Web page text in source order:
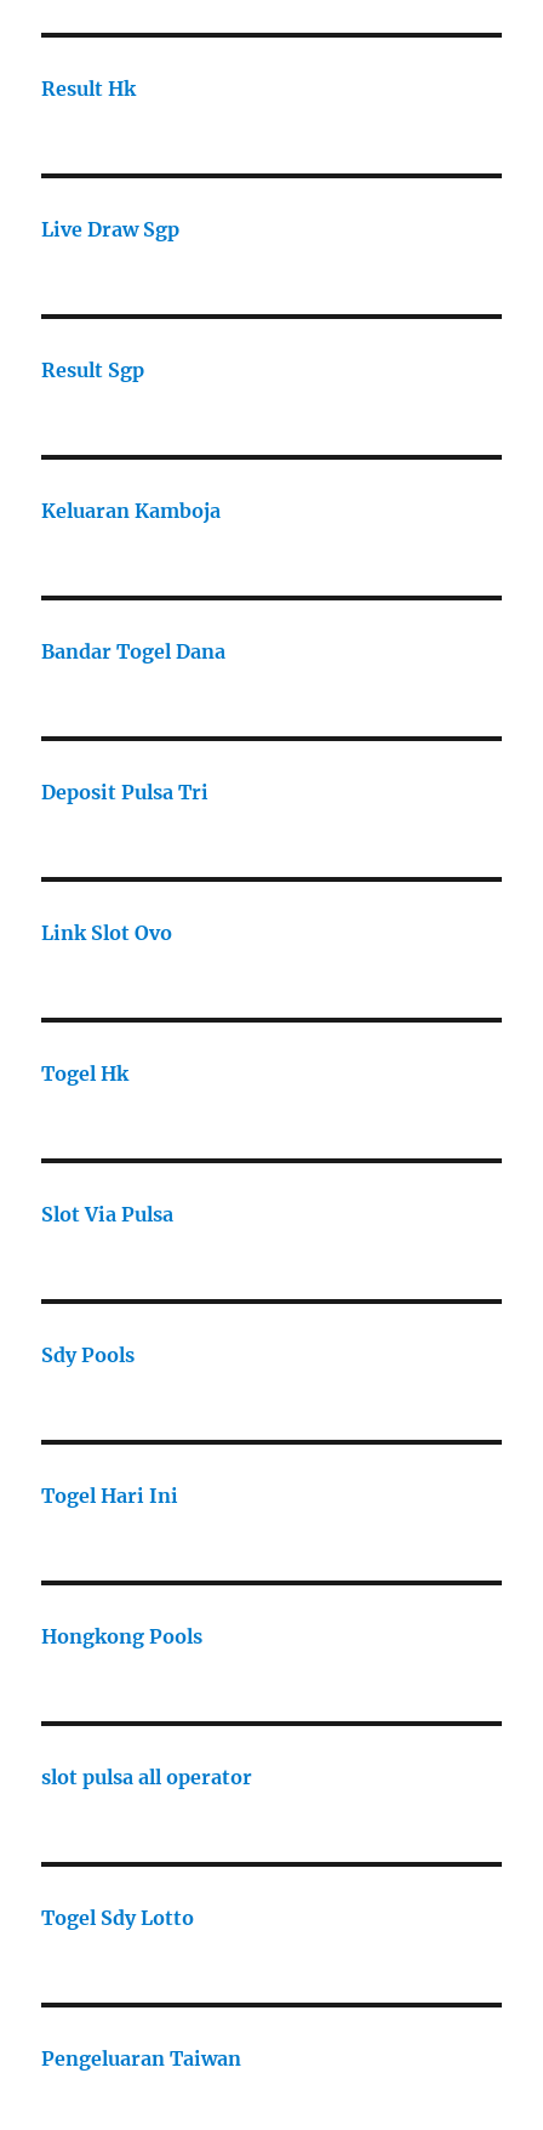
Result Hk
Live Draw Sgp
Result Sgp
Keluaran Kamboja
Bandar Togel Dana
Deposit Pulsa Tri
Link Slot Ovo
Togel Hk
Slot Via Pulsa
Sdy Pools
Togel Hari Ini
Hongkong Pools
slot pulsa all operator
Togel Sdy Lotto
Pengeluaran Taiwan